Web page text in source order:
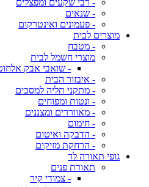
- רבי שקעים ומפצלים
- שנאים
- פעמונים ואינטרקום
מוצרים לבית
- מטבח
מוצרי חשמל לבית
- שואבי אבק
- איבזור הבית
- מתקני תליה למסכים
- ונטות ומפוחים
- מאווררים ומצננים
- חימום
- הדבקה ואיטום
- הרחקת מזיקים
גופי תאורה לד
תאורת פנים
- צמודי קיר